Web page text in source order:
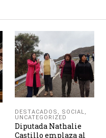
DESTACADOS , SOCIAL,
UNCATEGORIZED
Diputada Nathalie
Castillo emplaza al